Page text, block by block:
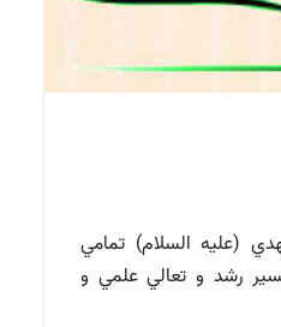
(عليه السلام) تمامي
رشد و تعالي علمي و